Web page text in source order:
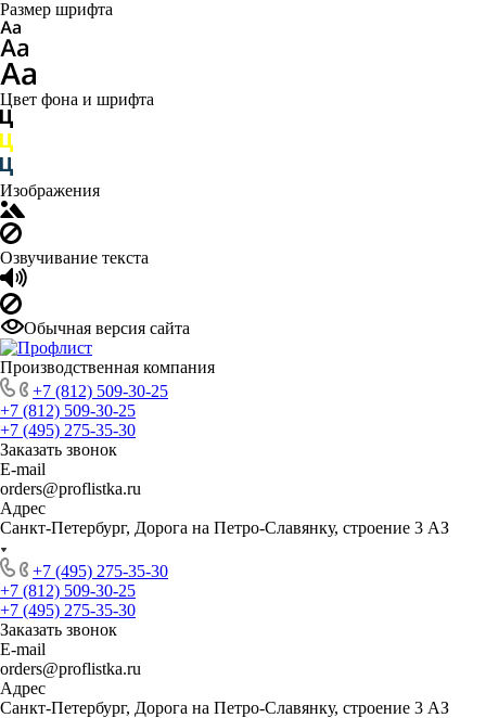
Размер шрифта
Цвет фона и шрифта
Изображения
Озвучивание текста
Обычная версия сайта
Производственная компания
+7 (812) 509-30-25
+7 (812) 509-30-25
+7 (495) 275-35-30
Заказать звонок
E-mail
orders@proflistka.ru
Адрес
Санкт-Петербург, Дорога на Петро-Славянку, строение 3 АЗ
+7 (495) 275-35-30
+7 (812) 509-30-25
+7 (495) 275-35-30
Заказать звонок
E-mail
orders@proflistka.ru
Адрес
Санкт-Петербург, Дорога на Петро-Славянку, строение 3 АЗ